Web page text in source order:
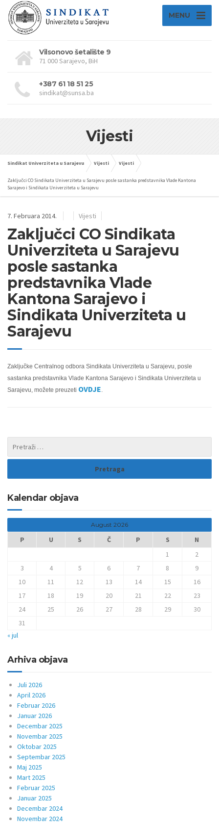
MENU
Vilsonovo šetalište 9
71 000 Sarajevo, BiH
+387 61 18 51 25
sindikat@sunsa.ba
Vijesti
Sindikat Univerziteta u Sarajevu Vijesti Vijesti
Zaključci CO Sindikata Univerziteta u Sarajevu posle sastanka predstavnika Vlade Kantona
Sarajevo i Sindikata Univerziteta u Sarajevu
7. Februara 2014. Vijesti
Zaključci CO Sindikata
Univerziteta u Sarajevu
posle sastanka
predstavnika Vlade
Kantona Sarajevo i
Sindikata Univerziteta u
Sarajevu
Zaključke Centralnog odbora Sindikata Univerziteta u Sarajevu, posle
sastanka predstavnika Vlade Kantona Sarajevo i Sindikata Univerziteta u
Sarajevu, možete preuzeti OVDJE
Kalendar objava
August 2026
P U S Č P S
N
1
2
3
4 5 6 7 8
9
10
11 12 13 14 15
16
17
18 19 20 21 22
23
24
25 26 27 28 29
30
31
« jul
Arhiva objava
Juli 2026
April 2026
Februar 2026
Januar 2026
Decembar 2025
Novembar 2025
Oktobar 2025
Septembar 2025
Maj 2025
Mart 2025
Februar 2025
Januar 2025
Decembar 2024
Novembar 2024